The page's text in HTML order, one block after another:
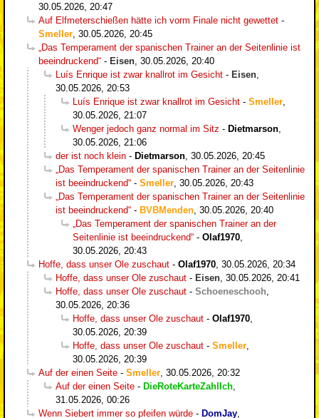
30.05.2026, 20:47
Auf Elfmeterschießen hätte ich vorm Finale nicht gewettet -
Smeller 30.05.2026, 20:45
„Das Temperament der spanischen Trainer an der Seitenlinie ist
beeindruckend“ - Eisen 30.05.2026, 20:40
Luís Enrique ist zwar knallrot im Gesicht - Eisen
30.05.2026, 20:53
Luís Enrique ist zwar knallrot im Gesicht - Smeller
30.05.2026, 21:07
Wenger jedoch ganz normal im Sitz - Dietmarson
30.05.2026, 21:06
der ist noch klein - Dietmarson 30.05.2026, 20:45
„Das Temperament der spanischen Trainer an der Seitenlinie
ist beeindruckend“ - Smeller 30.05.2026, 20:43
„Das Temperament der spanischen Trainer an der Seitenlinie
ist beeindruckend“ - BVBMenden 30.05.2026, 20:40
„Das Temperament der spanischen Trainer an der
Seitenlinie ist beeindruckend“ - Olaf1970
30.05.2026, 20:43
Hoffe, dass unser Ole zuschaut - Olaf1970 30.05.2026, 20:34
Hoffe, dass unser Ole zuschaut - Eisen 30.05.2026, 20:41
Hoffe, dass unser Ole zuschaut - Schoeneschooh
30.05.2026, 20:36
Hoffe, dass unser Ole zuschaut - Olaf1970
30.05.2026, 20:39
Hoffe, dass unser Ole zuschaut - Smeller
30.05.2026, 20:39
Auf der einen Seite - Smeller 30.05.2026, 20:32
Auf der einen Seite - DieRoteKarteZahlIch
31.05.2026, 00:26
Wenn Siebert immer so pfeifen würde - DomJay